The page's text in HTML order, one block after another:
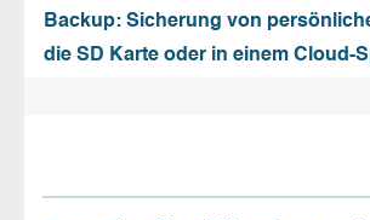
Backup: Sicherung von
die SD Karte oder in einem Cloud-